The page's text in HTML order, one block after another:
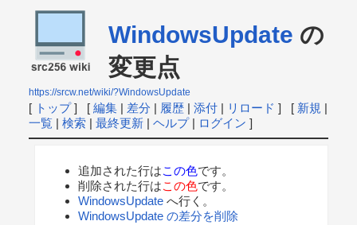
WindowsUpdate の
変更点
https://srcw.net/wiki/?WindowsUpdate
[ トップ] [ 編集| 差分 | 履歴| 添付| リロード ] [ 新規 |
一覧| 検索| 最終更新| ヘルプ| ログイン ]
追加された行はこの色です。
削除された行はこの色です。
WindowsUpdate へ行く。
WindowsUpdate の差分を削除